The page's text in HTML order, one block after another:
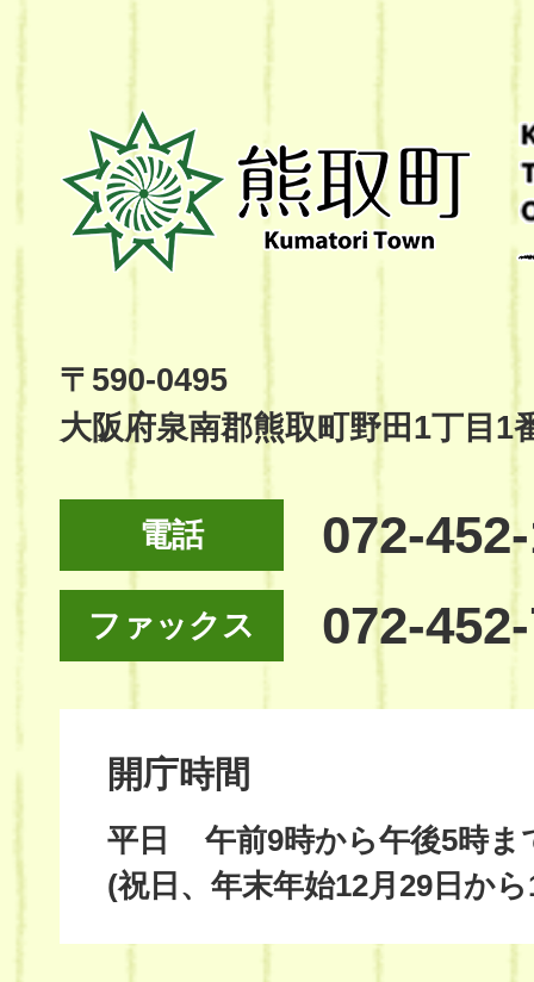
熊
取
町
Kumatori
Site
〒590-0495
大阪府泉南郡熊取町野田1丁目1
電話 072-
ファックス 072-
開庁時間
平日
午前9時から午後5時ま
(祝日、年末年始12月29日か